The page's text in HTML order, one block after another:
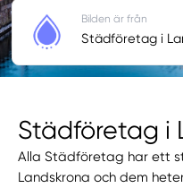
Städföretag i
Alla Städföretag har ett
Landskrona och dem
Bilden är från